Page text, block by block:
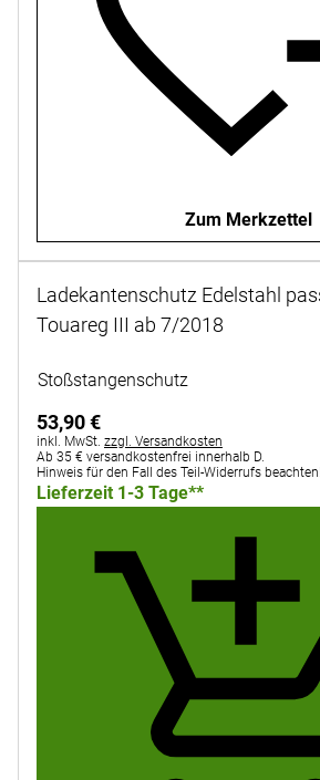
Zum Merkzettel
Ladekantenschutz Edelstahl
Touareg III ab 7/2018
Stoßstangenschutz
53,90€
Steuerhinweis:
inkl. MwSt. zzgl. Versandkosten
Ab 35 € versandkostenfrei innerhalb D.
Hinweis für den Fall des Teil-Widerrufs beachten!
Lieferzeit 1-3 Tage**